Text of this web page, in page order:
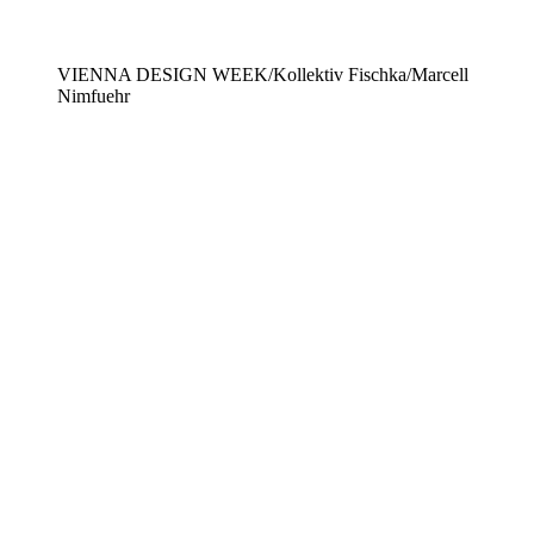
VIENNA DESIGN WEEK/Kollektiv Fischka/Marcell
Nimfuehr